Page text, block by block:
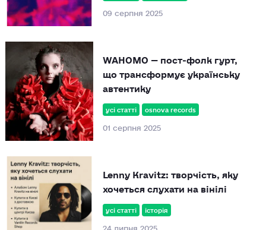
09 серпня 2025
усі статті osnova records
01 серпня 2025
WAHOMO — пост‑фолк гурт,
що трансформує українську
автентику
усі статті історія
24 липня 2025
Lenny Kravitz: творчість, яку
хочеться слухати на вінілі